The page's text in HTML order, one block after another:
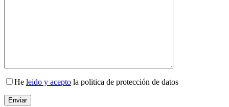
He leido y acepto la politica de protección de datos